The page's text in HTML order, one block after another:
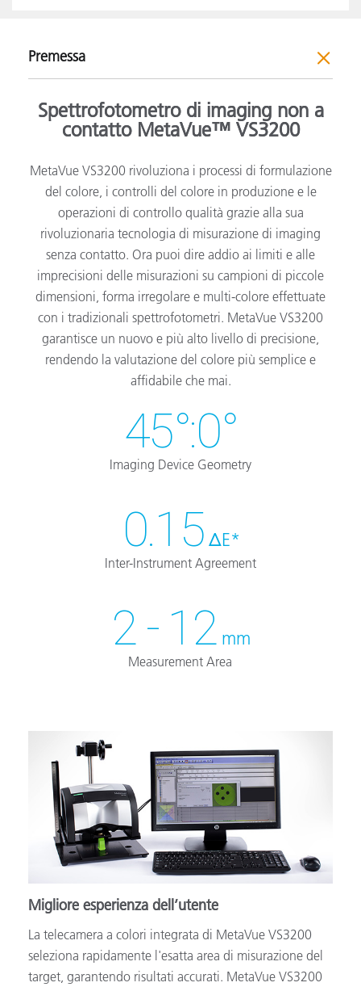
Premessa
Spettrofotometro di imaging non a
contatto MetaVue™ VS3200
MetaVue VS3200 rivoluziona i processi di formulazione
del colore, i controlli del colore in produzione e le
operazioni di controllo qualità grazie alla sua
rivoluzionaria tecnologia di misurazione di imaging
senza contatto. Ora puoi dire addio ai limiti e alle
imprecisioni delle misurazioni su campioni di piccole
dimensioni, forma irregolare e multi-colore effettuate
con i tradizionali spettrofotometri. MetaVue VS3200
garantisce un nuovo e più alto livello di precisione,
rendendo la valutazione del colore più semplice e
affidabile che mai.
45°:0°
Imaging Device Geometry
0.15 ΔE*
Inter-Instrument Agreement
2 - 12 mm
Measurement Area
Migliore esperienza dell’utente
La telecamera a colori integrata di MetaVue VS3200
seleziona rapidamente l'esatta area di misurazione del
target, garantendo risultati accurati. MetaVue VS3200